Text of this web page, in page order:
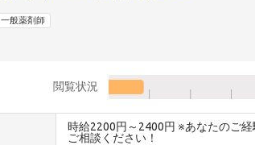
一般薬剤師
閲覧状況
時給2200円～2400円 ※あなたのご
ご相談ください！